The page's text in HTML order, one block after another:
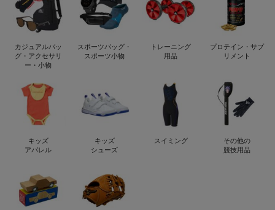
カジュアルバッ
グ・アクセサリ
ー・小物
スポーツバッグ・
スポーツ小物
トレーニング
用品
プロテイン・サプ
リメント
キッズ
アパレル
キッズ
シューズ
スイミング
その他の
競技用品